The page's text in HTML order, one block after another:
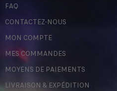
FAQ
CONTACTEZ-NOUS
MON COMPTE
MES COMMANDES
MOYENS DE PAIEMENTS
LIVRAISON & EXPÉDITION